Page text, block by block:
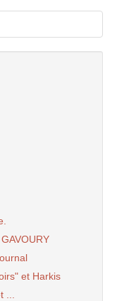
et Harkis